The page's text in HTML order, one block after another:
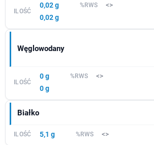
0,02 g
0,02 g
<>
Węglowodany
0 g
0 g
<>
Białko
5,1 g <>